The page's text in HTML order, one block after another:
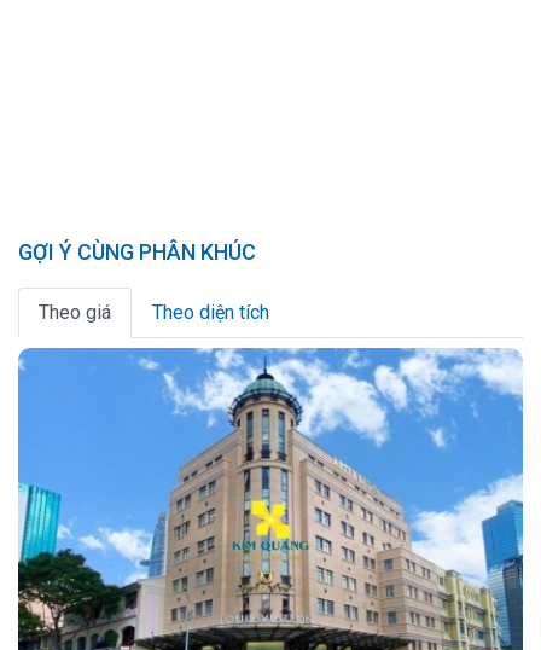
GỢI Ý CÙNG PHÂN KHÚC
Theo giá Theo diện tích